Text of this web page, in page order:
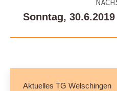
Sonntag,
Aktuelles TG Welschingen